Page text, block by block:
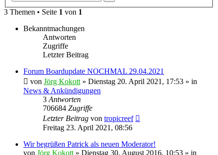
3 Themen • Seite 1 von 1
Bekanntmachungen
Antworten
Zugriffe
Letzter Beitrag
Forum Boardupdate NOCHMAL 29.04.2021
von Jörg Kokott » Dienstag 20. April 2021, 17:53 » in
News & Ankündigungen
3 Antworten
706684 Zugriffe
Letzter Beitrag von tropicreef
Freitag 23. April 2021, 08:56
Wir begrüßen Patrick als neuen Moderator!
von Jörg Kokott » Dienstag 30. August 2016, 10:53 » in